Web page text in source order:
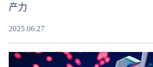
产力
2025.06.27